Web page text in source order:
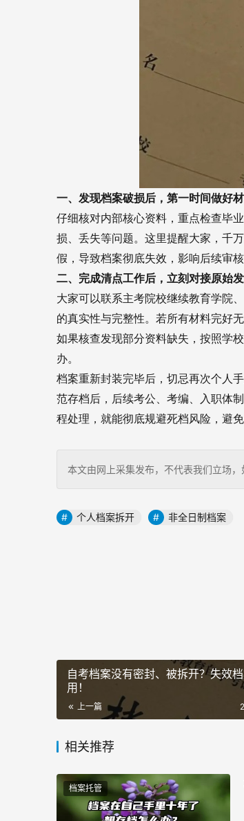
一、发现档案破损后，第一时间做好
仔细核对内部核心资料，重点检查毕
损、丢失等问题。这里提醒大家，千
假，导致档案彻底失效，影响后续审核
二、完成清点工作后，立刻对接原始
大家可以联系主考院校继续教育学院
的真实性与完整性。若所有材料完好
如果核查发现部分资料缺失，按照学
办。
档案重新封装完毕后，切忌再次个人
范存档后，后续考公、考编、入职体
程处理，就能彻底规避死档风险，避
本文由网上采集发布，不代表我们立场
个人档案拆开 非全日制档案
自考档案没有密封、被拆开？失效
用！
上一篇
相关推荐
档案托管